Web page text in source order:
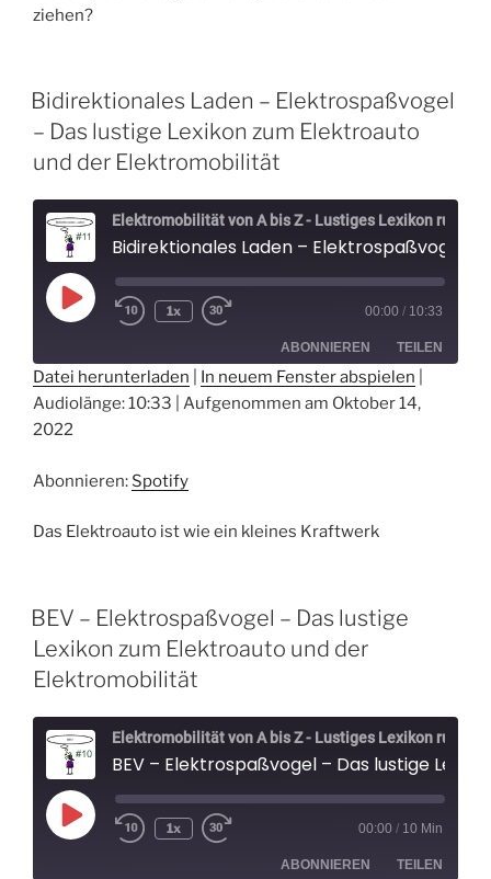
ziehen?
Bidirektionales Laden – Elektrospaßvogel
– Das lustige Lexikon zum Elektroauto
und der Elektromobilität
Play
Episode
1x 00:00 / 10:33
ABONNIEREN TEILEN
Spotify
TEILEN
Datei herunterladen In neuem Fenster abspielen
Audiolänge: 10:33
Aufgenommen am Oktober 14,
2022
Abonnieren: Spotify
Das Elektroauto ist wie ein kleines Kraftwerk
BEV – Elektrospaßvogel – Das lustige
Lexikon zum Elektroauto und der
Elektromobilität
Play
Episode
1x 00:00 / 10 Min
ABONNIEREN TEILEN